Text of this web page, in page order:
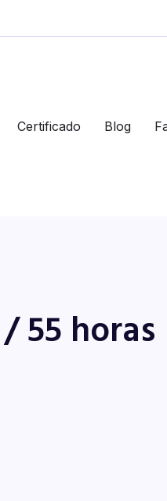
Certificado Blog
55 horas